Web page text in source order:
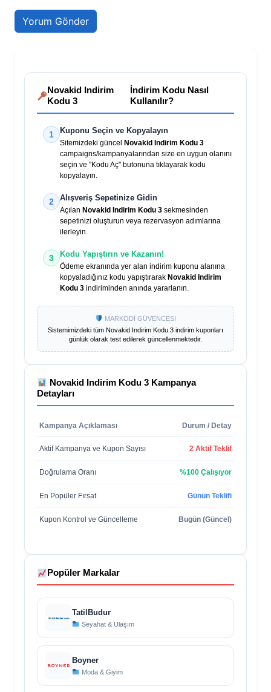
Novakid Indirim
Kodu 3
İndirim Kodu Nasıl
Kullanılır?
1 Kuponu Seçin ve Kopyalayın
Sitemizdeki güncel
Novakid Indirim Kodu 3
campaigns/kampanyalarından size en uygun olanını
seçin ve "Kodu Aç" butonuna tıklayarak kodu
kopyalayın.
2 Alışveriş Sepetinize Gidin
Açılan Novakid Indirim Kodu 3 sekmesinden
sepetinizi oluşturun veya rezervasyon adımlarına
ilerleyin.
3 Kodu Yapıştırın ve Kazanın!
Ödeme ekranında yer alan indirim kuponu alanına
kopyaladığınız kodu yapıştırarak Novakid Indirim
Kodu 3 indiriminden anında yararlanın.
MARKODİ GÜVENCESİ
Sistemimizdeki tüm Novakid Indirim Kodu 3 indirim kuponları
günlük olarak test edilerek güncellenmektedir.
Novakid Indirim Kodu 3 Kampanya
Detayları
Kampanya Açıklaması Durum / Detay
Aktif Kampanya ve Kupon Sayısı 2 Aktif Teklif
Doğrulama Oranı %100 Çalışıyor
En Popüler Fırsat Günün Teklifi
Kupon Kontrol ve Güncelleme Bugün (Güncel)
Popüler Markalar
TatilBudur
Seyahat & Ulaşım
Boyner
Moda & Giyim